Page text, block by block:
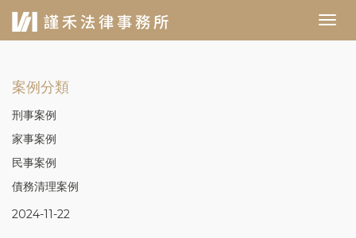
案例分類
刑事案例
家事案例
民事案例
債務清理案例
2024-11-22